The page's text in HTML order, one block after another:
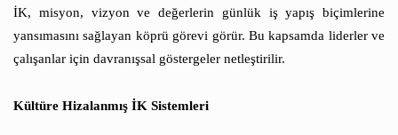
İK, misyon, vizyon ve değerlerin günlük iş yapış biçimlerine
yansımasını sağlayan köprü görevi görür. Bu kapsamda liderler ve
çalışanlar için davranışsal göstergeler netleştirilir.
Kültüre Hizalanmış İK Sistemleri